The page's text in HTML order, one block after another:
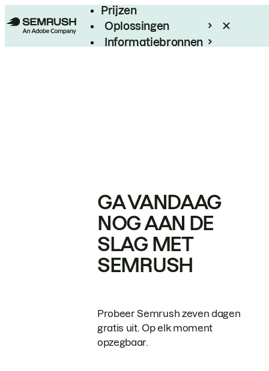
Prijzen
Oplossingen
Informatiebronnen
GA VANDAAG
NOG AAN DE
SLAG MET
SEMRUSH
Probeer Semrush zeven dagen
gratis uit. Op elk moment
opzegbaar.